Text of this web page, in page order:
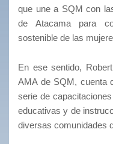
que une a SQM con
de Atacama para
sostenible de las
En ese sentido,
AMA de SQM, cuenta
serie de
educativas y de
diversas comunidades